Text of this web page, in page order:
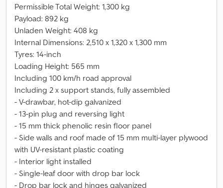
Permissible Total Weight: 1,300 kg
Payload: 892 kg
Unladen Weight: 408 kg
Internal Dimensions: 2,510 x 1,320 x 1,300 mm
Tyres: 14-inch
Loading Height: 565 mm
Including 100 km/h road approval
Including 2 x support stands, fully assembled
- V-drawbar, hot-dip galvanized
- 13-pin plug and reversing light
- 15 mm thick phenolic resin floor panel
- Side walls and roof made of 15 mm multi-layer plywood
with UV-resistant plastic coating
- Interior light installed
- Single-leaf door with drop bar lock
- Drop bar lock and hinges galvanized